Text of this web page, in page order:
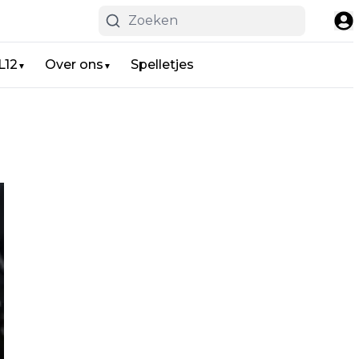
▼ Over ons ▼ Spelletjes